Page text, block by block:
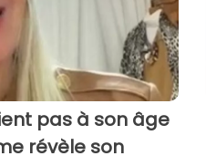
pas à son âge
révèle son